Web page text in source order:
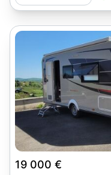
19 000 €